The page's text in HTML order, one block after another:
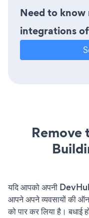
Need to know
integrations
Remove
यदि आपको अपनी
आपने अपने व्यवसायों की
को पार कर लिया है। बधाई